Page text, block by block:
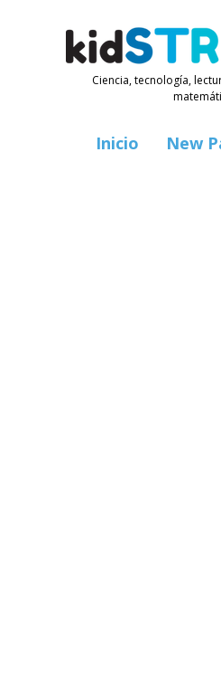
Ciencia, tecnología,
Inicio New